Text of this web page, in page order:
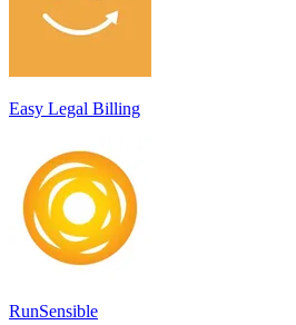
Easy Legal Billing
RunSensible